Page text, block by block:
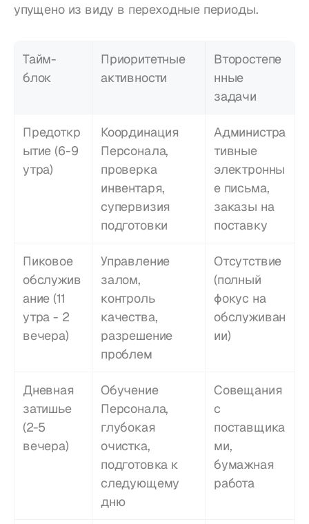
упущено из виду в переходные периоды.
Тайм-
блок
Приоритетные
активности
Второстепе
нные
задачи
Предоткр
ытие (6-9
утра)
Координация
Персонала,
проверка
инвентаря,
супервизия
подготовки
Администра
тивные
электронны
е письма,
заказы на
поставку
Пиковое
обслужив
ание (11
утра - 2
вечера)
Управление
залом,
контроль
качества,
разрешение
проблем
Отсутствие
(полный
фокус на
обслуживан
ии)
Дневная
затишье
(2-5
вечера)
Обучение
Персонала,
глубокая
очистка,
подготовка к
следующему
дню
Совещания
с
поставщика
ми,
бумажная
работа